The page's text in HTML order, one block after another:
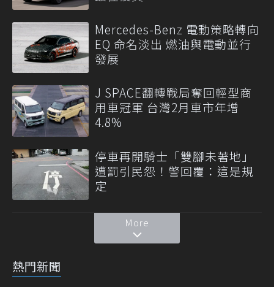
Mercedes-Benz 電動策略轉向
EQ 命名淡出 燃油與電動並行
發展
J SPACE翻轉戰局奪回輕型商
用車冠軍 台灣2月車市年增
4.8%
停車再開騎士「雙腳未著地」
遭罰引民怨！警回覆：這是規
定
More
熱門新聞